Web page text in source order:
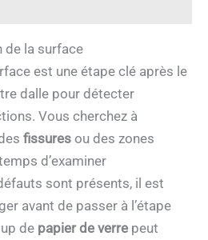
de la surface
est une étape clé après le
dalle pour détecter
Vous cherchez à
fissures ou des zones
d’examiner
sont présents, il est
avant de passer à l’étape
de papier de verre peut